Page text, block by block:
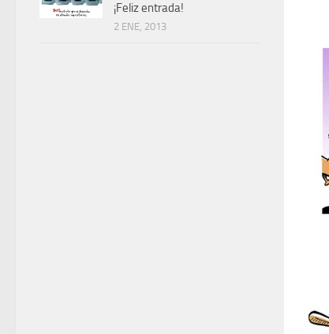
¡Feliz entrada!
2 ENE, 2013